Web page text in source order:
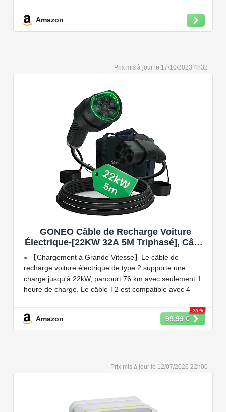
Convient à une installation à l'intérieur et à l'extérieur,
Capacité de charge à puissance réglable jusqu'à 22
kW. Câble de charge Type 2 de 5 ou 7 mètres de long.
Compatible avec tous les compteurs d'énergie Wallbox
permettant d'éviter les pannes de courant, les surprises
sur vos factures d'énergie et de charger votre VE avec
vos panneaux solaires.
Amazon
17/10/2023 4h32
GONEO Câble de Recharge Voiture
Électrique-[22KW 32A 5M Triphasé], Câble
Type 2 à Type 2 EV/PHEV, Câble T2 avec
Sac de Transport, Compatible avec Model
3/S/X/Y, e-208, ID.5, E-Tron, IONIQ 5, Zoe,
etc
【Chargement à Grande Vitesse】Le câble de
recharge voiture électrique de type 2 supporte une
charge jusqu'à 22kW, parcourt 76 km avec seulement 1
heure de charge. Le câble T2 est compatible avec 4
【Conception Sécurisée】Nos câbles type 2 vous
de recharge de type 1, CCS1, CHAdeMO et GB/T.
voiture électrique de type 2 est conforme à la norme
européenne IEC 62196 et convient à tous les EV et
Amazon 99,99 €
-23%
12/07/2026 22h00